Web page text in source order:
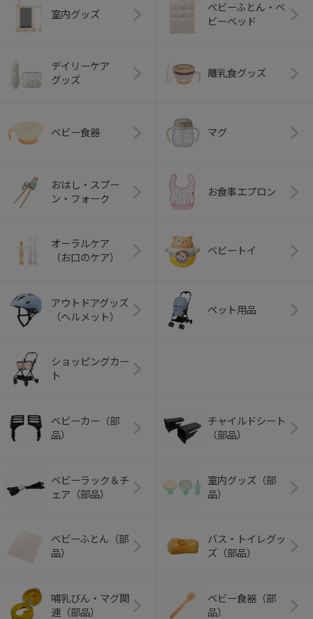
室内グッズ
ベビーふとん・ベ
ビーベッド
デイリーケア
グッズ
離乳食グッズ
ベビー食器 マグ
おはし・スプー
ン・フォーク
お食事エプロン
オーラルケア
（お口のケア）
ベビートイ
アウトドアグッズ
（ヘルメット）
ペット用品
ショッピングカー
ト
ベビーカー（部
品）
チャイルドシート
（部品）
ベビーラック＆チ
ェア（部品）
室内グッズ（部
品）
ベビーふとん（部
品）
バス・トイレグッ
ズ（部品）
哺乳びん・マグ関
連（部品）
ベビー食器（部
品）